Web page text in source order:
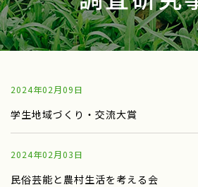
2024年02月09日
学生地域づくり・交流大賞
2024年02月03日
民俗芸能と農村生活を考える会